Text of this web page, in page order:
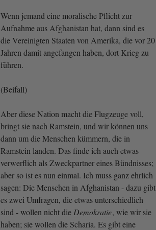
Wenn jemand eine moralische Pflicht zur
Aufnahme aus Afghanistan hat, dann sind es
die Vereinigten Staaten von Amerika, die vor 20
Jahren damit angefangen haben, dort Krieg zu
führen.
(Beifall)
Aber diese Nation macht die Flugzeuge voll,
bringt sie nach Ramstein, und wir können uns
dann um die Menschen kümmern, die in
Ramstein landen. Das finde ich auch etwas
verwerflich als Zweckpartner eines Bündnisses;
aber so ist es nun einmal. Ich muss ganz ehrlich
sagen: Die Menschen in Afghanistan - dazu gibt
es zwei Umfragen, die etwas unterschiedlich
sind - wollen nicht die Demokratie, wie wir sie
haben; sie wollen die Scharia. Es gibt eine